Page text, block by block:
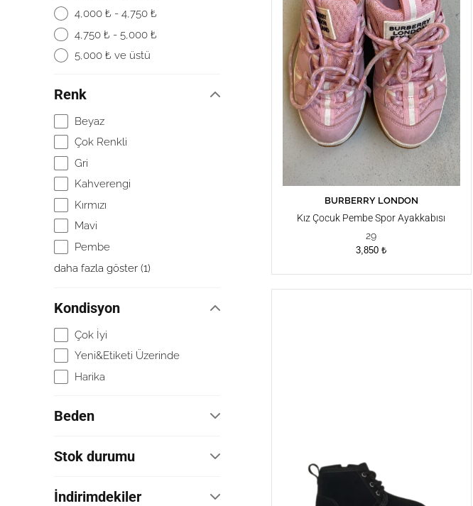
4,000 ₺ - 4,750 ₺
4,750 ₺ - 5,000 ₺
5,000 ₺ ve üstü
Renk
Beyaz
Çok Renkli
Gri
Kahverengi
Kırmızı
Mavi
Pembe
daha fazla göster (1)
Kondisyon
Çok İyi
Yeni&Etiketi Üzerinde
Harika
Beden
25
Stok durumu
İndirimdekiler
SEPETE EKLE
BURBERRY LONDON
Kız Çocuk Pembe Spor Ayakkabısı
29
3,850₺